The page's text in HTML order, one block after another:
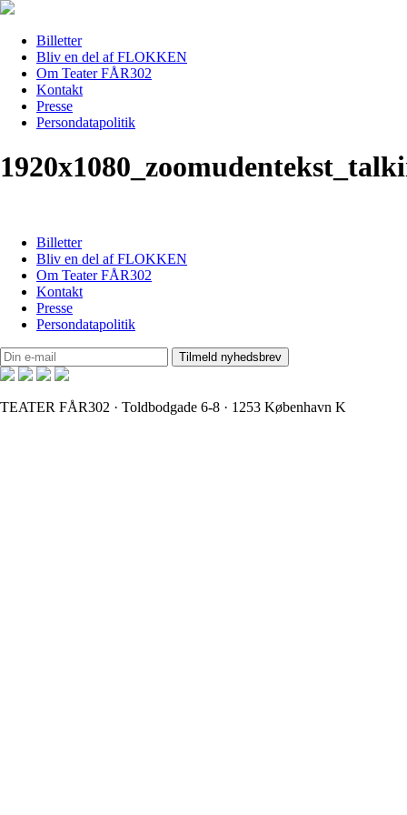
Billetter
Bliv en del af FLOKKEN
Om Teater FÅR302
Kontakt
Presse
Persondatapolitik
Billetter
Bliv en del af FLOKKEN
Om Teater FÅR302
Kontakt
Presse
Persondatapolitik
TEATER FÅR302 · Toldbodgade 6-8 · 1253 København K